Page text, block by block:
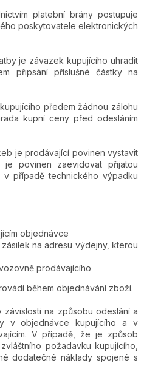
platební brány postupuje
poskytovatele elektronických
je závazek kupujícího uhradit
připsání příslušné částky na
předem žádnou zálohu
kupní ceny před odesláním
je prodávající povinen vystavit
je povinen zaevidovat přijatou
případě technického výpadku
objednávce
na adresu výdejny, kterou
prodávajícího
během objednávání zboží.
na způsobu odeslání a
v objednávce kupujícího a v
V případě, že je způsob
požadavku kupujícího,
dodatečné náklady spojené s